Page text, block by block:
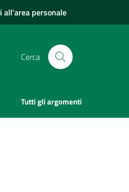
all'area personale
Cerca
Tutti gli argomenti